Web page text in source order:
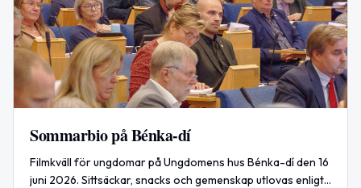
Sommarbio på Bénka-dí
Filmkväll för ungdomar på Ungdomens hus Bénka-dí den 16
juni 2026. Sittsäckar, snacks och gemenskap utlovas enligt